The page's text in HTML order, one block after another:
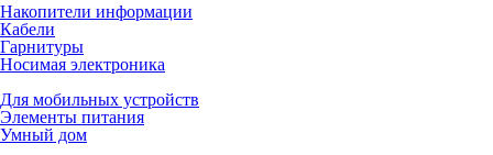
Накопители информации
Кабели
Гарнитуры
Носимая электроника
Для мобильных устройств
Элементы питания
Умный дом